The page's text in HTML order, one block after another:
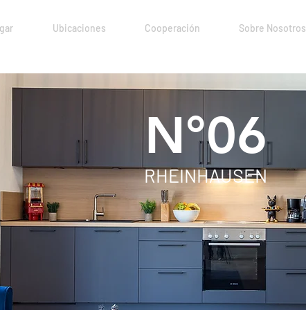
Ubicaciones Cooperación Sobre Nosotros
N°06
RHEINHAUSEN